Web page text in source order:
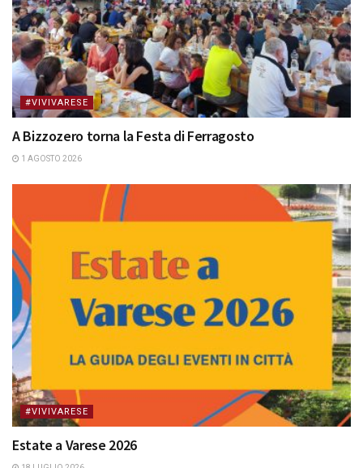
#VIVIVARESE
A Bizzozero torna la Festa di Ferragosto
1 AGOSTO 2026
#VIVIVARESE
Estate a Varese 2026